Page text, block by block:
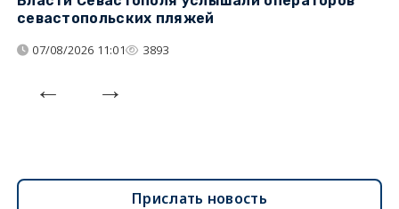
севастопольских пляжей
07/08/2026 11:01 3893
Прислать новость